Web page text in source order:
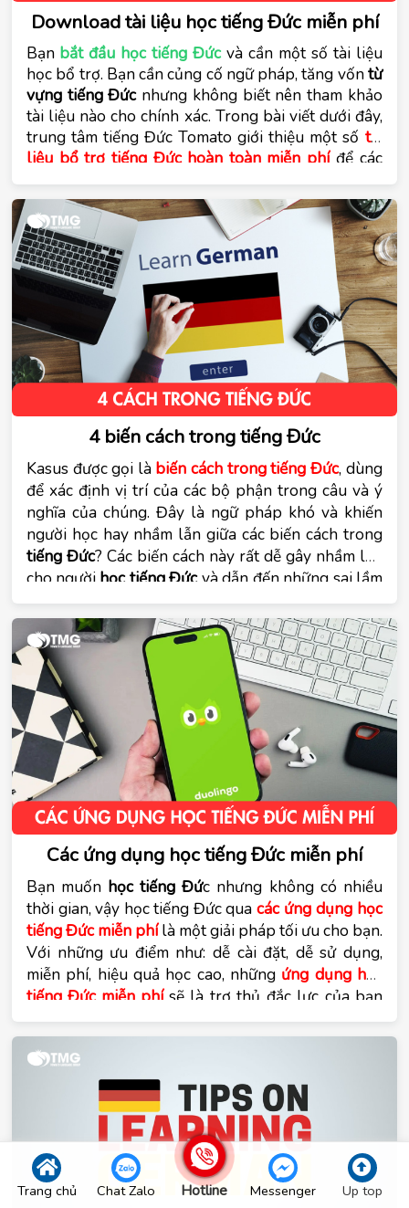
Download tài liệu học tiếng Đức miễn phí
Bạn bắt đầu học tiếng Đức và cần một số tài liệu
học bổ trợ. Bạn cần củng cố ngữ pháp, tăng vốn từ
vựng tiếng Đức nhưng không biết nên tham khảo
tài liệu nào cho chính xác. Trong bài viết dưới đây,
trung tâm tiếng Đức Tomato giới thiệu một số tài
liệu bổ trợ tiếng Đức hoàn toàn miễn phí để các
bạn download về học cho hiệu quả.
4 biến cách trong tiếng Đức
Kasus được gọi là biến cách trong tiếng Đức, dùng
để xác định vị trí của các bộ phận trong câu và ý
nghĩa của chúng. Đây là ngữ pháp khó và khiến
người học hay nhầm lẫn giữa các biến cách trong
tiếng Đức? Các biến cách này rất dễ gây nhầm lẫn
cho người học tiếng Đứcvà dẫn đến những sai lầm
không đáng có nếu như bạn không nắm chắc cách
sử dụng của những cách này. Cùng tìm hiểu nội
dung này trong bài viết dưới đây củatrung tâm
tiếng Đức Tomato
Các ứng dụng học tiếng Đức miễn phí
Bạn muốn học tiếng Đức nhưng không có nhiều
thời gian, vậy học tiếng Đức qua các ứng dụng học
tiếng Đức miễn phílà một giải pháp tối ưu cho bạn.
Với những ưu điểm như: dễ cài đặt, dễ sử dụng,
miễn phí, hiệu quả học cao, những ứng dụng học
tiếng Đức miễn phí sẽ là trợ thủ đắc lực của bạn
trên con đường chinh phụctiếng Đức. Cùngtrung
tâm tiếng Đức Tomatotìm hiểu trong bài viết dưới
đây
Trang chủ Chat Zalo Hotline Messenger Up top